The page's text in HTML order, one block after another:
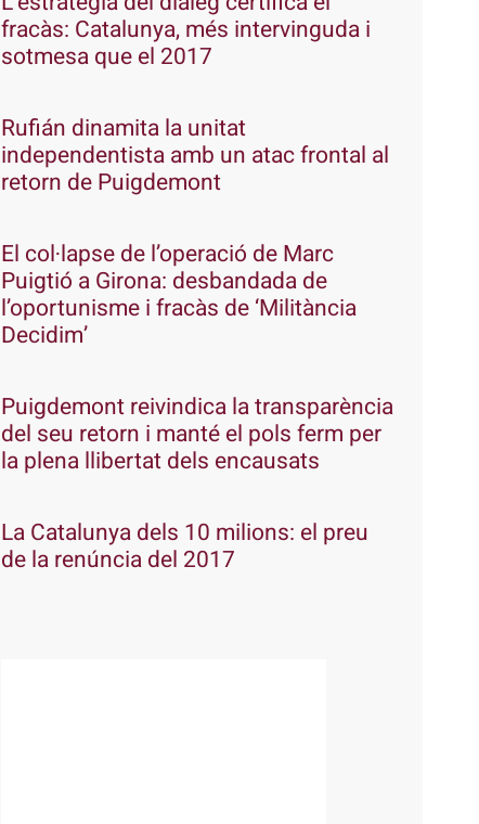
fracàs: Catalunya, més intervinguda i
sotmesa que el 2017
Rufián dinamita la unitat
independentista amb un atac frontal al
retorn de Puigdemont
El col·lapse de l’operació de Marc
Puigtió a Girona: desbandada de
l’oportunisme i fracàs de ‘Militància
Decidim’
Puigdemont reivindica la transparència
del seu retorn i manté el pols ferm per
la plena llibertat dels encausats
La Catalunya dels 10 milions: el preu
de la renúncia del 2017